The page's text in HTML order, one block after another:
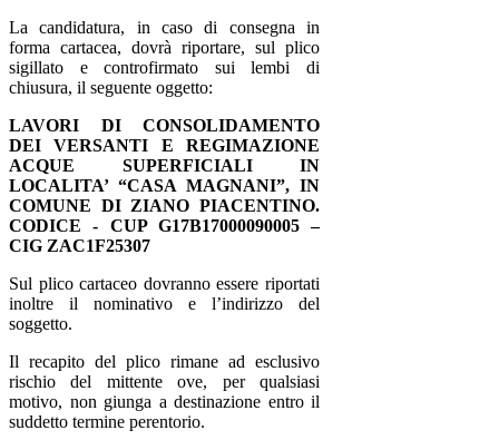
La candidatura, in caso di consegna in
forma cartacea, dovrà riportare, sul plico
sigillato e controfirmato sui lembi di
chiusura, il seguente oggetto:
LAVORI DICONSOLIDAMENTO
DEI VERSANTI E REGIMAZIONE
ACQUE SUPERFICIALI IN
LOCALITA’ “CASA MAGNANI”, IN
COMUNE DI ZIANO PIACENTINO.
CODICE - CUP G17B17000090005–
CIG ZAC1F25307
Sul plico cartaceo dovranno essere riportati
inoltre il nominativo e l’indirizzo del
soggetto.
Il recapito del plico rimane ad esclusivo
rischio del mittente ove, per qualsiasi
motivo, non giunga a destinazione entro il
suddetto termine perentorio.